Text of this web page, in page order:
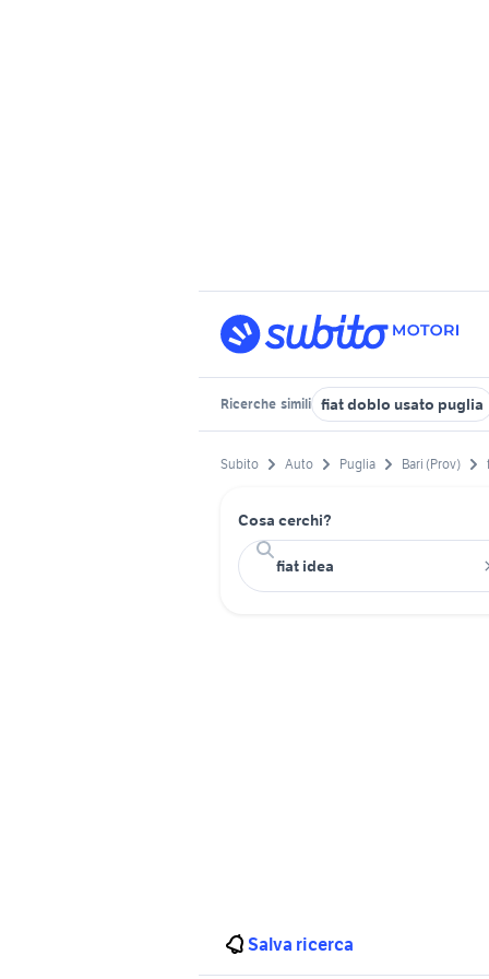
Ricerche simili fiat doblo usato puglia
Subito Auto Puglia Bari (Prov)
Cosa cerchi?
Salva ricerca